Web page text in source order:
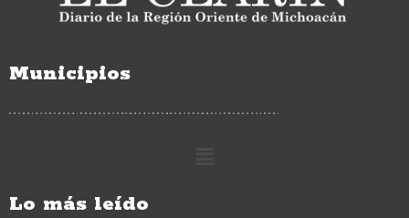
Municipios
Lo más leído